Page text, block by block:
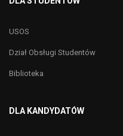
USOS
Dział Obsługi Studentów
Biblioteka
DLA KANDYDATÓW